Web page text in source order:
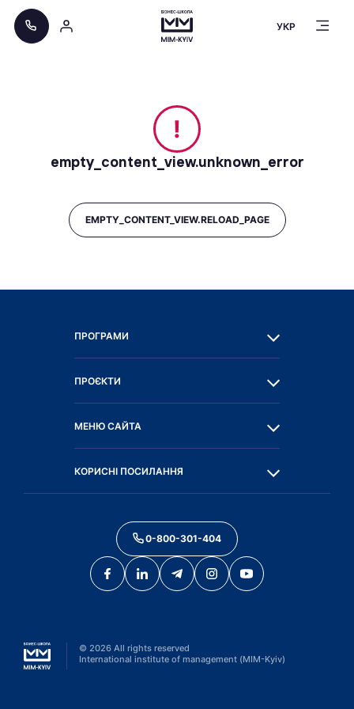
УКР
!
empty_content_view.unknown_error
EMPTY_CONTENT_VIEW.RELOAD_PAGE
ПРОГРАМИ
ПРОЄКТИ
МЕНЮ САЙТА
КОРИСНІ ПОСИЛАННЯ
0-800-301-404
© 2026 All rights reserved
International institute of management (MIM-Kyiv)